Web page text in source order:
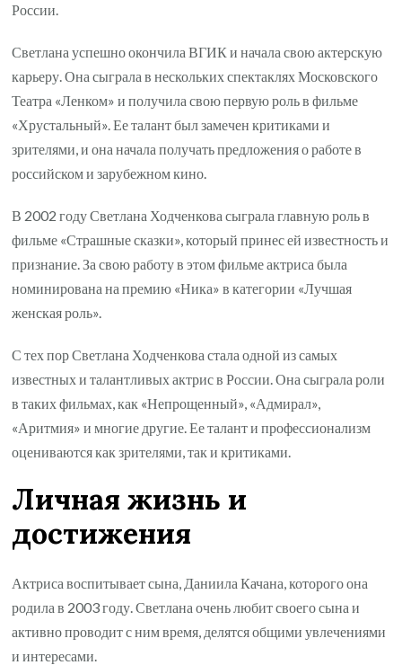
России.
Светлана успешно окончила ВГИК и начала свою актерскую
карьеру. Она сыграла в нескольких спектаклях Московского
Театра «Ленком» и получила свою первую роль в фильме
«Хрустальный». Ее талант был замечен критиками и
зрителями, и она начала получать предложения о работе в
российском и зарубежном кино.
В 2002 году Светлана Ходченкова сыграла главную роль в
фильме «Страшные сказки», который принес ей известность и
признание. За свою работу в этом фильме актриса была
номинирована на премию «Ника» в категории «Лучшая
женская роль».
С тех пор Светлана Ходченкова стала одной из самых
известных и талантливых актрис в России. Она сыграла роли
в таких фильмах, как «Непрощенный», «Адмирал»,
«Аритмия» и многие другие. Ее талант и профессионализм
оцениваются как зрителями, так и критиками.
Личная жизнь и
достижения
Актриса воспитывает сына, Даниила Качана, которого она
родила в 2003 году. Светлана очень любит своего сына и
активно проводит с ним время, делятся общими увлечениями
и интересами.